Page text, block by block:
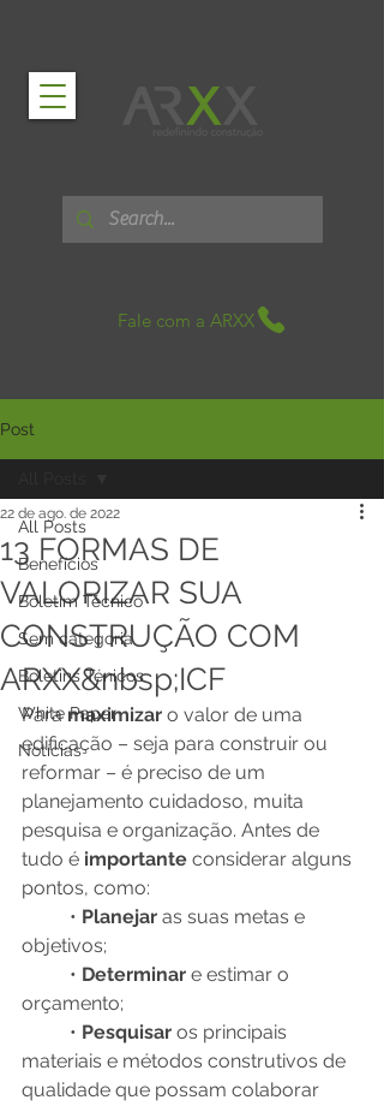
Fale com a ARXX
Post
All Posts
Benefícios
Boletim Técnico
Sem categoria
Boletins Ténicos
White Paper
Notícias
13 FORMAS DE
VALORIZAR SUA
CONSTRUÇÃO COM
ARXX&nbsp;ICF
22 de ago. de 2022
Para maximizar o valor de uma
edificação – seja para construir ou
reformar – é preciso de um
planejamento cuidadoso, muita
pesquisa e organização. Antes de
tudo é importante considerar alguns
pontos, como:
          •
Planejar as suas metas e
objetivos;
          •
Determinar e estimar o
orçamento;
          •
Pesquisar os principais
materiais e métodos construtivos de
qualidade que possam colaborar